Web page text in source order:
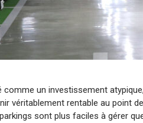
comme un investissement
véritablement rentable au point
sont plus faciles à gérer